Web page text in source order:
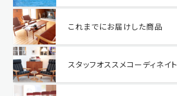
これまでにお届けした商品
スタッフオススメコーディネイト